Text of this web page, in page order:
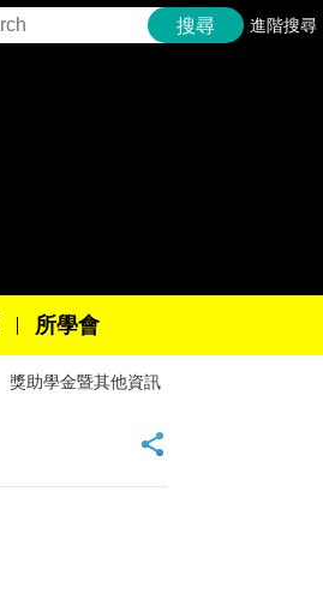
搜尋 進階搜尋
所學會
獎助學金暨其他資訊